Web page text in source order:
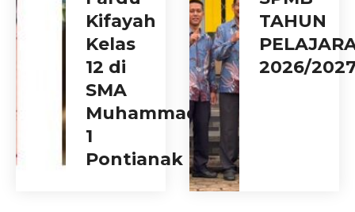
Kifayah
Kelas
12 di
SMA
Muhammadiyah
1
Pontianak
TAHUN
2026/